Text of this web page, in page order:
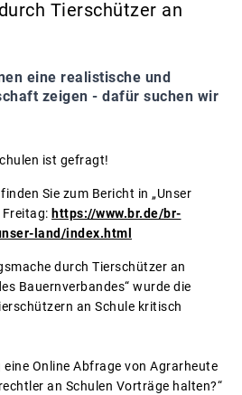
Tierschützer an
eine realistische und
zeigen - dafür suchen wir
ist gefragt!
Sie zum Bericht in „Unser
Freitag: https://www.br.de/br-
land/index.html
durch Tierschützer an
Bauernverbandes“ wurde die
an Schule kritisch
Online Abfrage von Agrarheute
an Schulen Vorträge halten?“